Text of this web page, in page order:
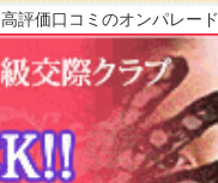
高評価口コミのオンパレード